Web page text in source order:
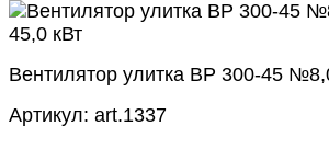
Вентилятор улитка ВР 300-45
Артикул: art.1337